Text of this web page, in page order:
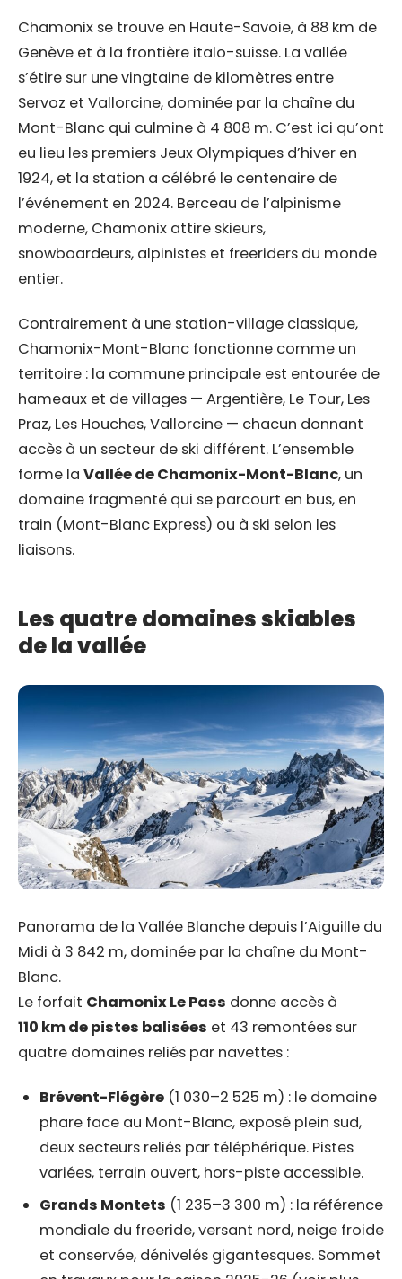
Chamonix se trouve en Haute-Savoie, à 88 km de
Genève et à la frontière italo-suisse. La vallée
s’étire sur une vingtaine de kilomètres entre
Servoz et Vallorcine, dominée par la chaîne du
Mont-Blanc qui culmine à 4 808 m. C’est ici qu’ont
eu lieu les premiers Jeux Olympiques d’hiver en
1924, et la station a célébré le centenaire de
l’événement en 2024. Berceau de l’alpinisme
moderne, Chamonix attire skieurs,
snowboardeurs, alpinistes et freeriders du monde
entier.
Contrairement à une station-village classique,
Chamonix-Mont-Blanc fonctionne comme un
territoire : la commune principale est entourée de
hameaux et de villages — Argentière, Le Tour, Les
Praz, Les Houches, Vallorcine — chacun donnant
accès à un secteur de ski différent. L’ensemble
forme la Vallée de Chamonix-Mont-Blanc, un
domaine fragmenté qui se parcourt en bus, en
train (Mont-Blanc Express) ou à ski selon les
liaisons.
Les quatre domaines skiables
de la vallée
Panorama de la Vallée Blanche depuis l’Aiguille du
Midi à 3 842 m, dominée par la chaîne du Mont-
Blanc.
Le forfait Chamonix Le Pass donne accès à
110 km de pistes balisées et 43 remontées sur
quatre domaines reliés par navettes :
Brévent-Flégère (1 030–2 525 m) : le domaine
phare face au Mont-Blanc, exposé plein sud,
deux secteurs reliés par téléphérique. Pistes
variées, terrain ouvert, hors-piste accessible.
Grands Montets (1 235–3 300 m) : la référence
mondiale du freeride, versant nord, neige froide
et conservée, dénivelés gigantesques. Sommet